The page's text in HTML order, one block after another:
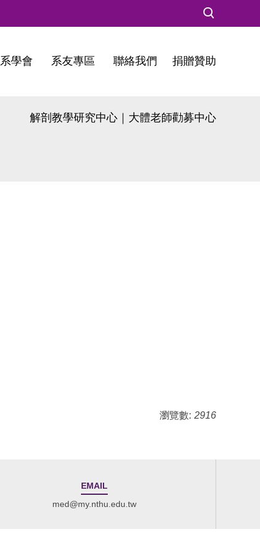
系學會 系友專區 聯絡我們 捐贈贊助
解剖教學研究中心｜大體老師勸募中心
瀏覽數: 2916
EMAIL
med@my.nthu.edu.tw